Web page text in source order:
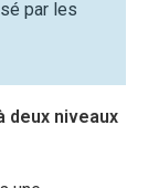
par les
deux niveaux